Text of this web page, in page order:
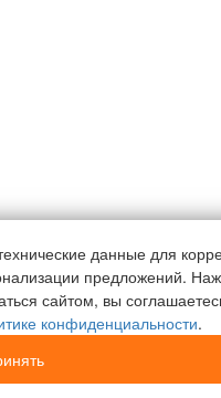
данные для
предложений.
сайтом, вы
конфиденциальности.